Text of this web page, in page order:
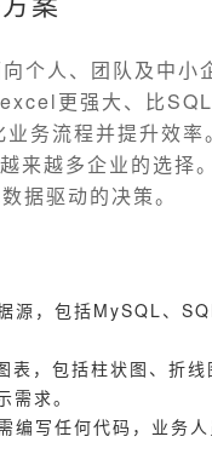
个人、团队及中小
更强大、比
务流程并提升效
来越多企业的选择
据驱动的决策。
源，包括MySQL、
，包括柱状图、折线
求。
编写任何代码，业务